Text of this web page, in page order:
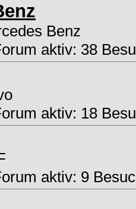
Benz
aktiv: 38
aktiv: 18
aktiv: 9